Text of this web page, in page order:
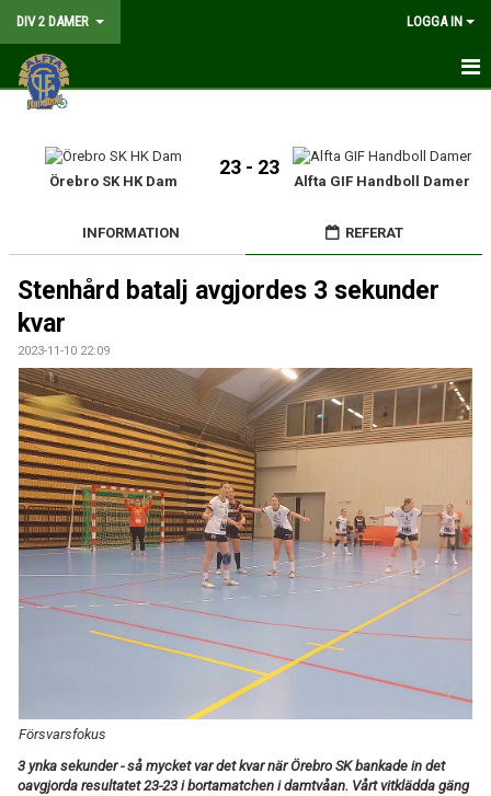
DIV 2 DAMER LOGGA IN
HEM
NYHETER
MATCHER
KALENDER
TRUPPEN
DOKUMENT
KONTAKT
LIVESÄNDNING
TABELL
Örebro SK HK Dam
23 - 23
Alfta GIF Handboll Damer
INFORMATION REFERAT
Stenhård batalj avgjordes 3 sekunder
kvar
2023-11-10 22:09
Försvarsfokus
3 ynka sekunder - så mycket var det kvar när Örebro SK bankade in det
oavgjorda resultatet 23-23 i bortamatchen i damtvåan. Vårt vitklädda gäng